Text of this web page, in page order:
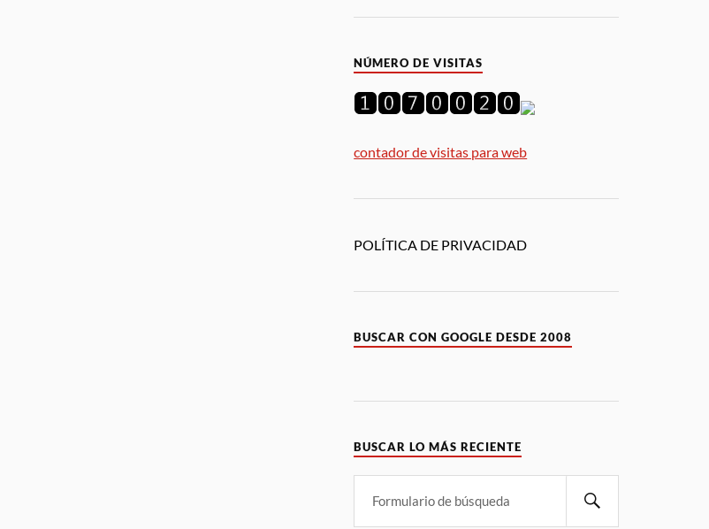
NÚMERO DE VISITAS
contador de visitas para web
POLÍTICA DE PRIVACIDAD
BUSCAR CON GOOGLE DESDE 2008
BUSCAR LO MÁS RECIENTE